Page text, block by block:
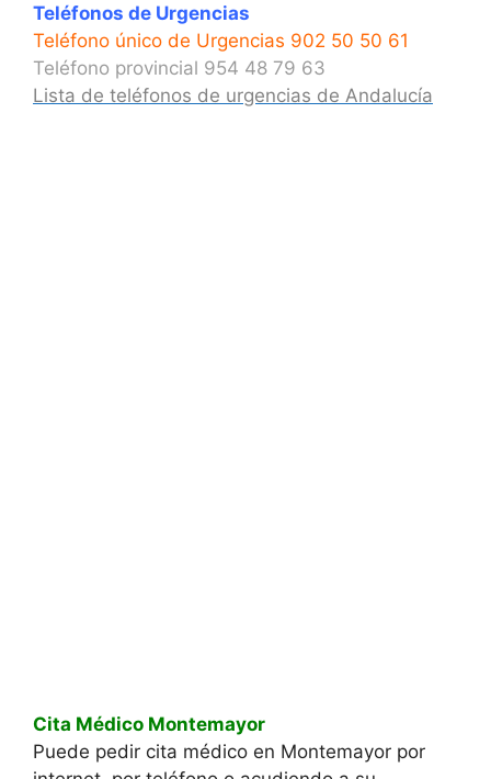
Teléfonos de Urgencias
Teléfono único de Urgencias 902 50 50 61
Teléfono provincial 954 48 79 63
Lista de teléfonos de urgencias de Andalucía
Cita Médico Montemayor
Puede pedir cita médico en Montemayor por